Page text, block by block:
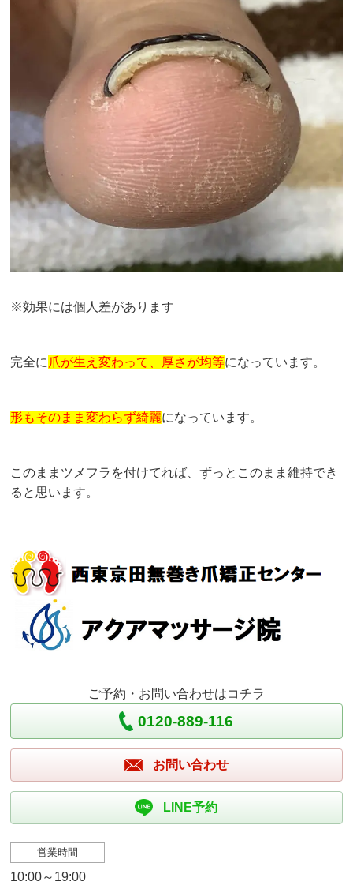
※効果には個人差があります
完全に 爪が生え変わって、厚さが均等になっています。
形もそのまま変わらず綺麗になっています。
このままツメフラを付けてれば、ずっとこのまま維持でき
ると思います。
ご予約・お問い合わせはコチラ
0120-889-116
お問い合わせ
LINE予約
営業時間
10:00～19:00